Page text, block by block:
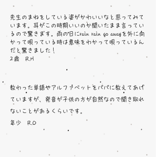
先生のまねをしている姿がかわいいなと思ってみて
います。耳がこの時期いいのか聞いたまま言ってい
るので驚きます。雨の日にrain rain go awayを外に向
かって唄っている時は意味をわかって唄っているん
だと驚きました！
2歳 R.H
教わった単語やアルファベットをパパに教えてあげ
ていますが、発音が子供の方が自然なので聞き取れ
ないことがあるくらいです。
​年少 R.O